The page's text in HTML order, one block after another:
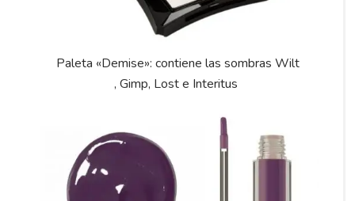
Paleta «Demise»: contiene las sombras Wilt
, Gimp, Lost e Interitus